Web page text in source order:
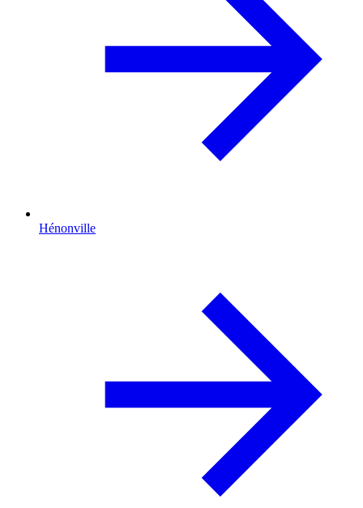
Hénonville